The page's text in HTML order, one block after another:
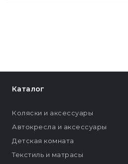
Каталог
Коляски и аксессуары
Автокресла и аксессуары
Детская комната
Текстиль и матрасы